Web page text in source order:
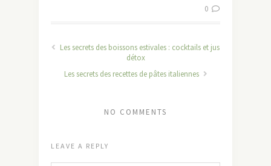
0
Les secrets des boissons estivales : cocktails et jus
détox
Les secrets des recettes de pâtes italiennes
NO COMMENTS
LEAVE A REPLY